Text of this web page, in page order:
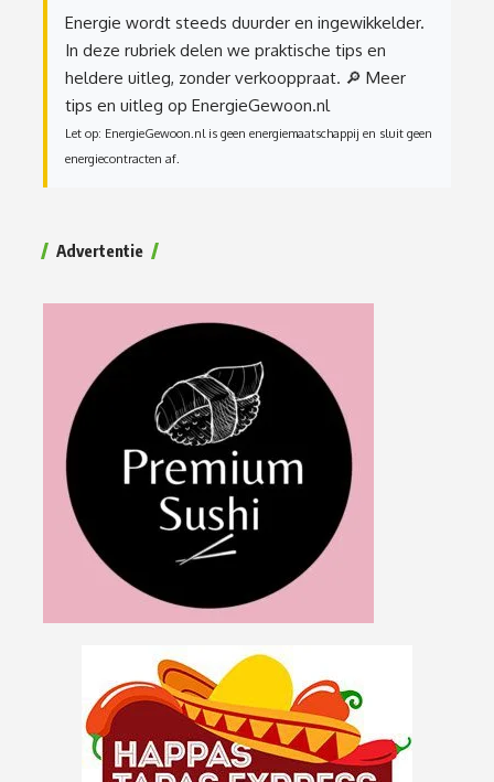
Energie wordt steeds duurder en ingewikkelder.
In deze rubriek delen we praktische tips en
heldere uitleg, zonder verkooppraat. 🔎 Meer
tips en uitleg op EnergieGewoon.nl
Let op: EnergieGewoon.nl is geen energiemaatschappij en sluit geen
energiecontracten af.
Advertentie